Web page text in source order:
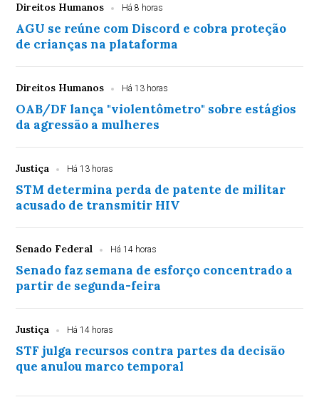
Direitos Humanos Há 8 horas
AGU se reúne com Discord e cobra proteção
de crianças na plataforma
Direitos Humanos Há 13 horas
OAB/DF lança "violentômetro" sobre estágios
da agressão a mulheres
Justiça Há 13 horas
STM determina perda de patente de militar
acusado de transmitir HIV
Senado Federal Há 14 horas
Senado faz semana de esforço concentrado a
partir de segunda-feira
Justiça Há 14 horas
STF julga recursos contra partes da decisão
que anulou marco temporal